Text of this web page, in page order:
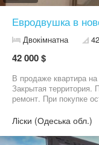
Евродвушка в
Двокімнатна
42 000 $
В продаже квартира
Закрытая территория.
ремонт. При покупке
шкафом-купе.
кладовка 6,9 м2 .с
Ліски (Одеська обл.)